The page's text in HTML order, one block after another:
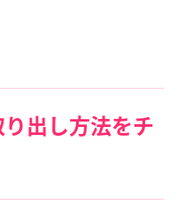
出し方法をチ